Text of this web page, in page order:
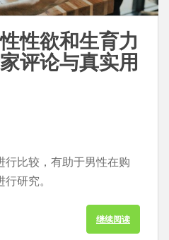
性欲和生育力
评论与真实用
比较，有助于男性在购
研究。
继续阅读